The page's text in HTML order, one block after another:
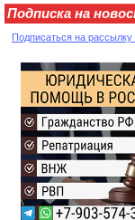
Подписка на
Подписаться на рассылку